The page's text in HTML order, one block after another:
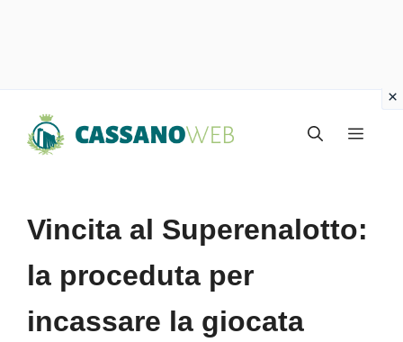
Menu
Vincita al Superenalotto:
la proceduta per
incassare la giocata